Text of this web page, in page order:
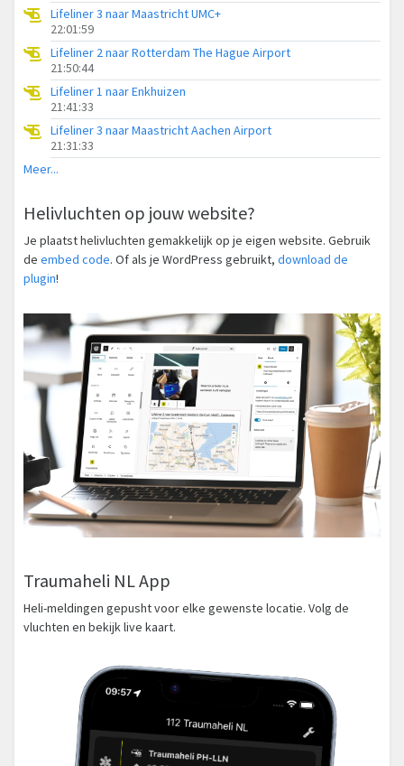
Lifeliner 3 naar Maastricht UMC+
22:01:59
Lifeliner 2 naar Rotterdam The Hague Airport
21:50:44
Lifeliner 1 naar Enkhuizen
21:41:33
Lifeliner 3 naar Maastricht Aachen Airport
21:31:33
Meer...
Helivluchten op jouw website?
Je plaatst helivluchten gemakkelijk op je eigen website. Gebruik
de embed code. Of als je WordPress gebruikt, download de
plugin!
Traumaheli NL App
Heli-meldingen gepusht voor elke gewenste locatie. Volg de
vluchten en bekijk live kaart.